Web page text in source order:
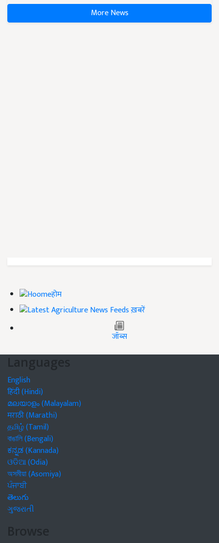
More News
होम
ख़बरें
जॉब्स
Languages
English
हिंदी (Hindi)
മലയാളം (Malayalam)
मराठी (Marathi)
தமிழ் (Tamil)
বাঙালি (Bengali)
ಕನ್ನಡ (Kannada)
ଓଡିଆ (Odia)
অসমীয়া (Asomiya)
ਪੰਜਾਬੀ
తెలుగు
ગુજરાતી
Browse